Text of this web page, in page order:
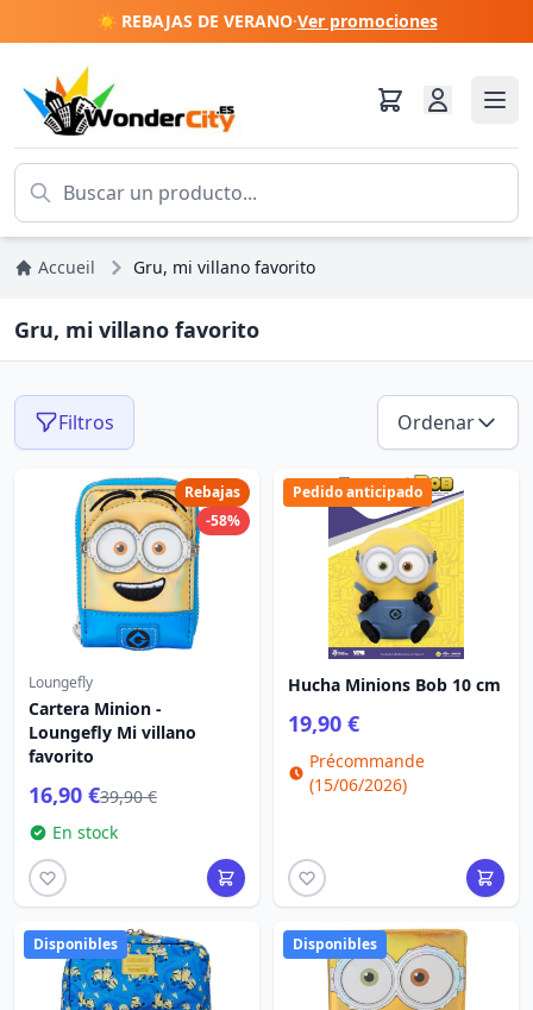
☀️ REBAJAS DE VERANO·Ver promociones
Accueil Gru, mi villano favorito
Gru, mi villano favorito
Filtros Ordenar
Rebajas
-58%
Loungefly
Cartera Minion -
Loungefly Mi villano
favorito
16,90 €39,90 €
En stock
Pedido anticipado
Hucha Minions Bob 10 cm
19,90 €
Précommande
(15/06/2026)
Disponibles Disponibles